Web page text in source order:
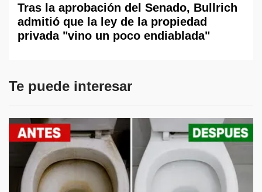
Tras la aprobación del Senado, Bullrich
admitió que la ley de la propiedad
privada "vino un poco endiablada"
Te puede interesar